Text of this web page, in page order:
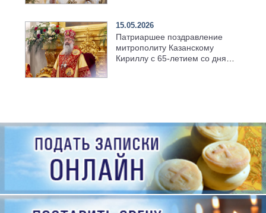
15.05.2026
Патриаршее поздравление
митрополиту Казанскому
Кириллу с 65-летием со дня